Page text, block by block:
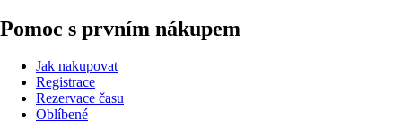
Pomoc s prvním nákupem
Jak nakupovat
Registrace
Rezervace času
Oblíbené